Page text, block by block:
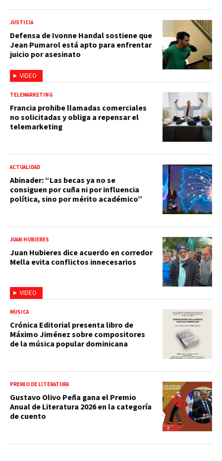
VIDEO
JUSTICIA
Defensa de Ivonne Handal sostiene que
Jean Pumarol está apto para enfrentar
juicio por asesinato
TELEMARKETING
Francia prohibe llamadas comerciales
no solicitadas y obliga a repensar el
telemarketing
ACTUALIDAD
Abinader: “Las becas ya no se
consiguen por cuña ni por influencia
política, sino por mérito académico”
VIDEO
JUAN HUBIERES
Juan Hubieres dice acuerdo en corredor
Mella evita conflictos innecesarios
MÚSICA
Crónica Editorial presenta libro de
Máximo Jiménez sobre compositores
de la música popular dominicana
PREMIO DE LITERATURA
Gustavo Olivo Peña gana el Premio
Anual de Literatura 2026 en la categoría
de cuento